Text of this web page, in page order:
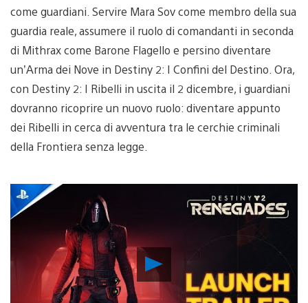
come guardiani. Servire Mara Sov come membro della sua
guardia reale, assumere il ruolo di comandanti in seconda
di Mithrax come Barone Flagello e persino diventare
un’Arma dei Nove in Destiny 2: I Confini del Destino. Ora,
con Destiny 2: I Ribelli in uscita il 2 dicembre, i guardiani
dovranno ricoprire un nuovo ruolo: diventare appunto
dei Ribelli in cerca di avventura tra le cerchie criminali
della Frontiera senza legge.
Riproduci
video